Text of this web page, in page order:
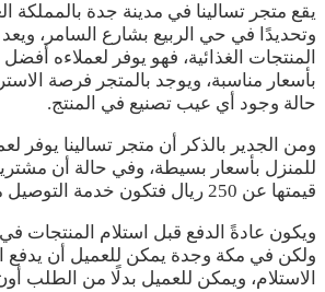
يقع متجر تسالينا في مدينة جدة بالمملكة
وتحديدًا في حي الربيع بشارع السامر،
المنتجات الغذائية، فهو يوفر لعملاءه
بأسعار مناسبة، ويوجد بالمتجر فرصة
حالة وجود أي عيب تصنيع في المنتج.
ومن الجدير بالذكر أن متجر تسالينا يوفر
للمنزل بأسعار بسيطة، وفي حالة أن
قيمتها عن 250 ريال فتكون خدمة التوصيل مجانية.
ويكون عادةً الدفع قبل استلام المنتجات
ولكن في مكة وجدة يمكن للعميل أن يدفع
الاستلام، ويمكن للعميل بدلًا من الطلب